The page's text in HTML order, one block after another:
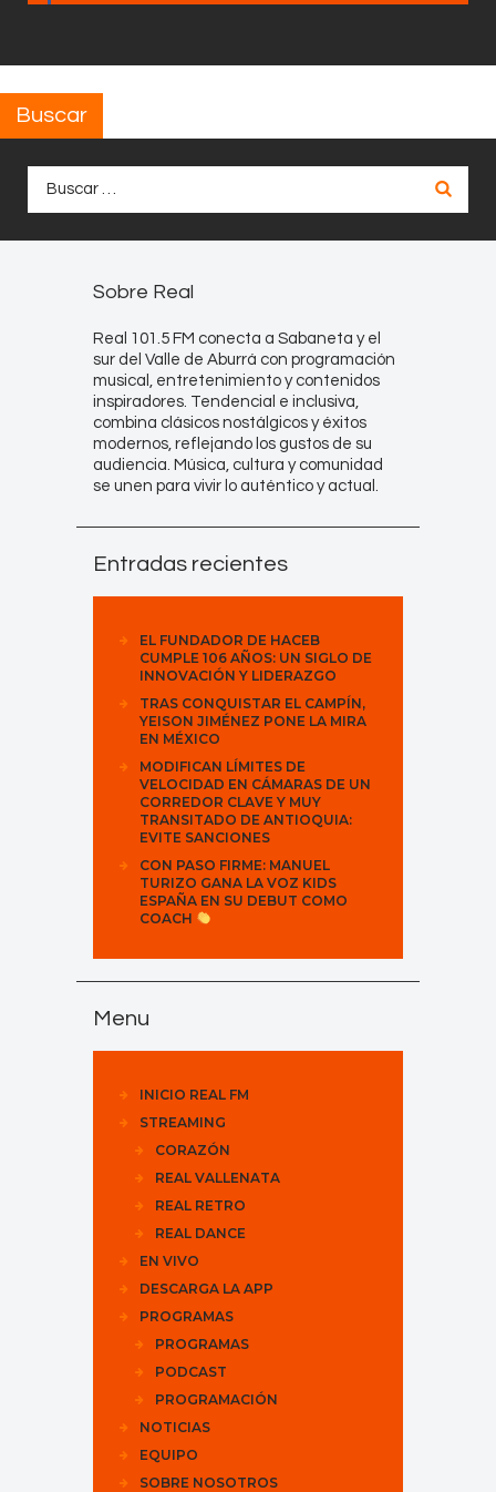
Buscar
Sobre Real
Real 101.5 FM conecta a Sabaneta y el
sur del Valle de Aburrá con programación
musical, entretenimiento y contenidos
inspiradores. Tendencial e inclusiva,
combina clásicos nostálgicos y éxitos
modernos, reflejando los gustos de su
audiencia. Música, cultura y comunidad
se unen para vivir lo auténtico y actual.
Entradas recientes
EL FUNDADOR DE HACEB
CUMPLE 106 AÑOS: UN SIGLO DE
INNOVACIÓN Y LIDERAZGO
TRAS CONQUISTAR EL CAMPÍN,
YEISON JIMÉNEZ PONE LA MIRA
EN MÉXICO
MODIFICAN LÍMITES DE
VELOCIDAD EN CÁMARAS DE UN
CORREDOR CLAVE Y MUY
TRANSITADO DE ANTIOQUIA:
EVITE SANCIONES
CON PASO FIRME: MANUEL
TURIZO GANA LA VOZ KIDS
ESPAÑA EN SU DEBUT COMO
COACH
Menu
INICIO REAL FM
STREAMING
CORAZÓN
REAL VALLENATA
REAL RETRO
REAL DANCE
EN VIVO
DESCARGA LA APP
PROGRAMAS
PROGRAMAS
PODCAST
PROGRAMACIÓN
NOTICIAS
EQUIPO
SOBRE NOSOTROS